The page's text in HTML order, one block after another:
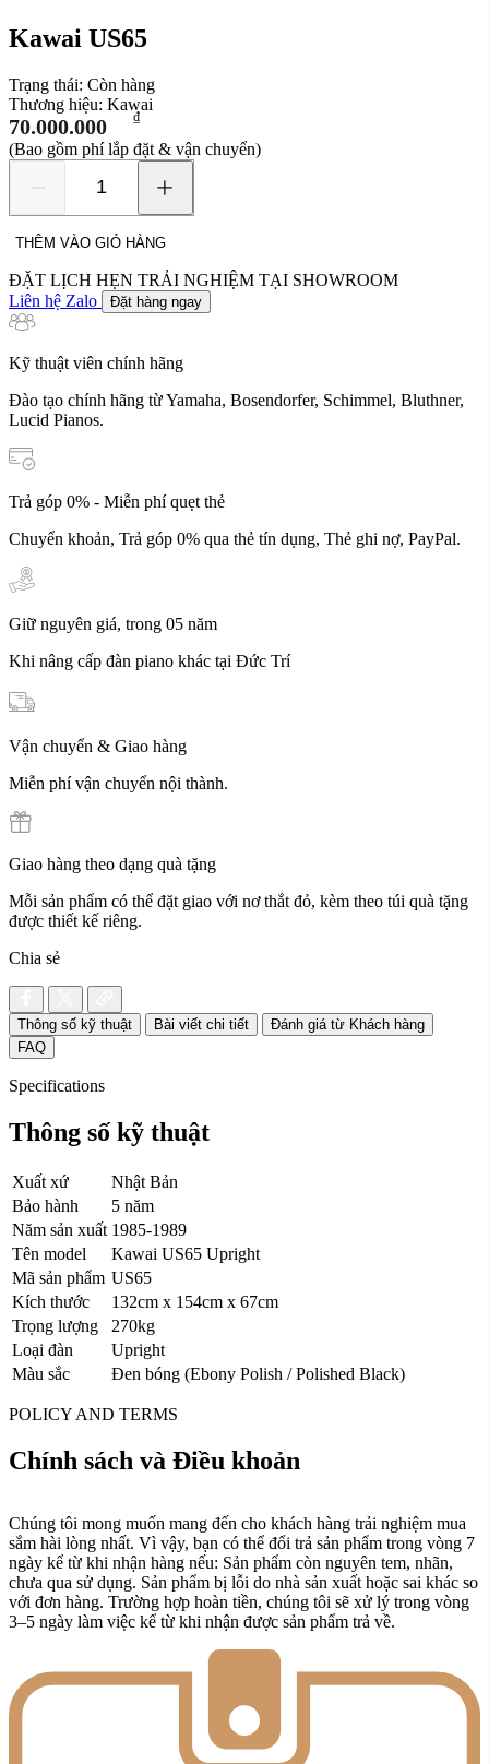
Kawai US65
Trạng thái: Còn hàng
Thương hiệu: Kawai
70.000.000 ₫
(Bao gồm phí lắp đặt & vận chuyển)
US65
số
lượng
THÊM VÀO GIỎ HÀNG
ĐẶT LỊCH HẸN TRẢI NGHIỆM TẠI SHOWROOM
Liên hệ Zalo
Đặt hàng ngay
Kỹ thuật viên chính hãng
Đào tạo chính hãng từ Yamaha, Bosendorfer, Schimmel, Bluthner,
Lucid Pianos.
Trả góp 0% - Miễn phí quẹt thẻ
Chuyển khoản, Trả góp 0% qua thẻ tín dụng, Thẻ ghi nợ, PayPal.
Giữ nguyên giá, trong 05 năm
Khi nâng cấp đàn piano khác tại Đức Trí
Vận chuyển & Giao hàng
Miễn phí vận chuyển nội thành.
Giao hàng theo dạng quà tặng
Mỗi sản phẩm có thể đặt giao với nơ thắt đỏ, kèm theo túi quà tặng
được thiết kế riêng.
Chia sẻ
Thông số kỹ thuật Bài viết chi tiết
Đánh giá từ Khách hàng
FAQ
Specifications
Thông số kỹ thuật
Xuất xứ
Nhật Bản
Bảo hành
5 năm
Năm sản xuất 1985-1989
Tên model
Kawai US65 Upright
Mã sản phẩm US65
Kích thước
132cm x 154cm x 67cm
Trọng lượng
270kg
Loại đàn
Upright
Màu sắc
Đen bóng (Ebony Polish / Polished Black)
POLICY AND TERMS
Chính sách và Điều khoản
Chúng tôi mong muốn mang đến cho khách hàng trải nghiệm mua
sắm hài lòng nhất. Vì vậy, bạn có thể đổi trả sản phẩm trong vòng 7
ngày kể từ khi nhận hàng nếu: Sản phẩm còn nguyên tem, nhãn,
chưa qua sử dụng. Sản phẩm bị lỗi do nhà sản xuất hoặc sai khác so
với đơn hàng. Trường hợp hoàn tiền, chúng tôi sẽ xử lý trong vòng
3–5 ngày làm việc kể từ khi nhận được sản phẩm trả về.